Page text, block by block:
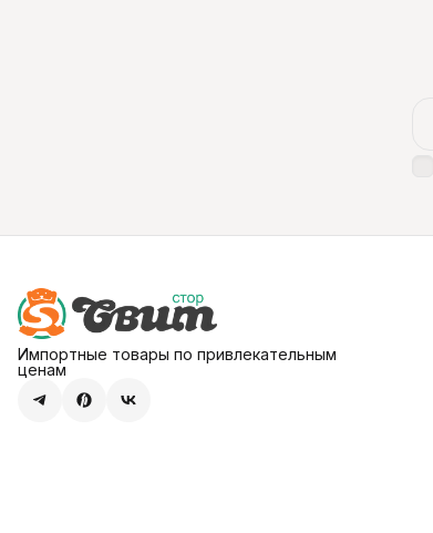
Импортные товары по привлекательным
ценам